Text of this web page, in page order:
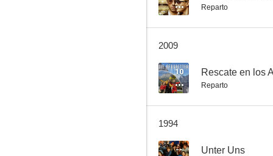
Reparto
2009
10 Rescate en los
Reparto
1994
-- Unter Uns